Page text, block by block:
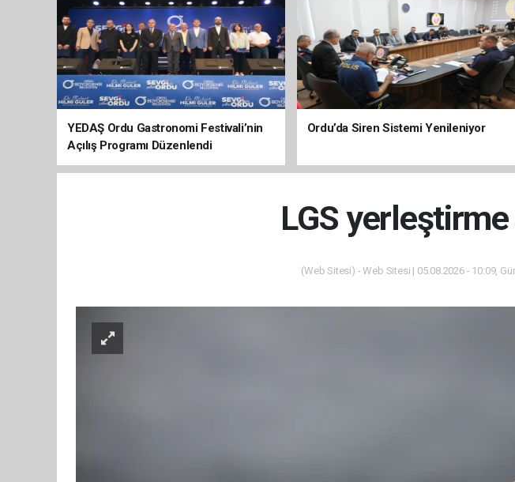
YEDAŞ Ordu Gastronomi Festivali’nin
Açılış Programı Düzenlendi
Ordu’da Siren Sistemi Yenileniyor
LGS yerleştirme
(Web Sitesi) - Web Sitesi | 05.08.2026 - 10:09,